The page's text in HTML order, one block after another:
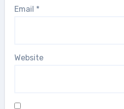
Email *
Website